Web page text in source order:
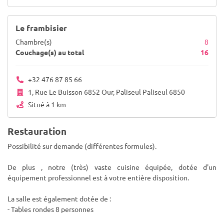
Le frambisier
Chambre(s)
8
Couchage(s) au total
16
+32 476 87 85 66
1, Rue Le Buisson 6852 Our, Paliseul Paliseul 6850
Situé à 1 km
Restauration
Possibilité sur demande (différentes formules).
De plus , notre (très) vaste cuisine équipée, dotée d'un
équipement professionnel est à votre entière disposition.
La salle est également dotée de :
- Tables rondes 8 personnes